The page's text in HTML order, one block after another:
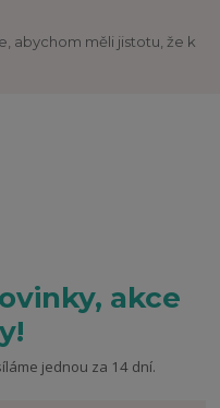
abychom měli jistotu, že k
akce
jednou za 14 dní.